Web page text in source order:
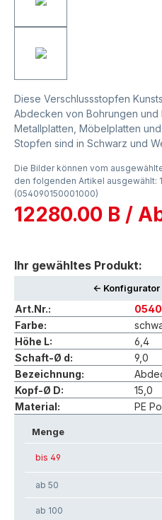
Diese Verschlussstopfen
Abdecken von Bohrungen und
Metallplatten, Möbelplatten
Stopfen sind in Schwarz und
Die Bilder können vom
den folgenden Artikel ausgewählt:
(054090150001000)
12280.00 B /
Ihr gewähltes Produkt:
<-
Art.Nr.:
Farbe:
Höhe L:
6,4
Schaft-Ø d:
9,0
Bezeichnung:
Kopf-Ø D:
15,0
Material:
PE
Menge
bis 49
ab 50
ab 100